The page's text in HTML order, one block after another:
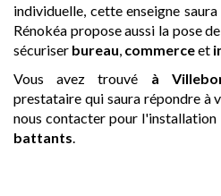
individuelle, cette enseigne
Rénokéa propose aussi la pose de
sécuriser bureau commerceet
Vous avez trouvé à
prestataire qui saura répondre à
nous contacter pour l'installation
battants